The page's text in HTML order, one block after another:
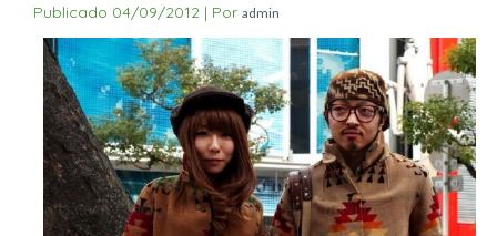
Publicado 04/09/2012 | Por admin